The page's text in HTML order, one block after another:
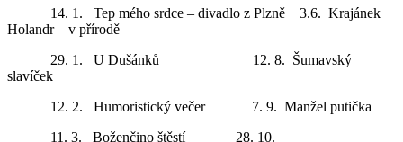
14. 1. Tep mého srdce – divadlo z Plzně 3.6. Krajánek
Holandr – v přírodě
29. 1. U Dušánků 12. 8. Šumavský
slavíček
12. 2. Humoristický večer 7. 9. Manžel putička
11. 3. Boženčino štěstí 28. 10.